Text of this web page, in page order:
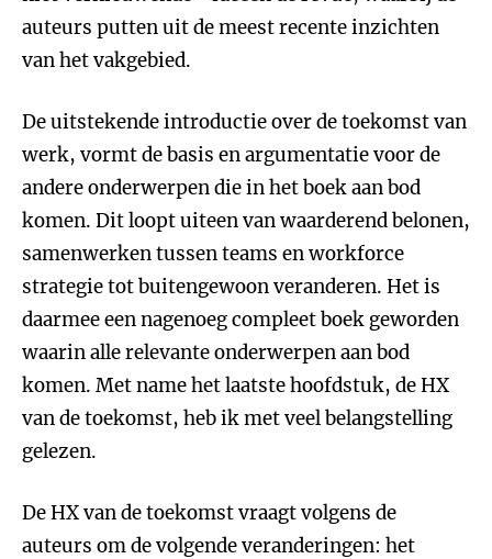
auteurs putten uit de meest recente inzichten
van het vakgebied.
De uitstekende introductie over de toekomst van
werk, vormt de basis en argumentatie voor de
andere onderwerpen die in het boek aan bod
komen. Dit loopt uiteen van waarderend belonen,
samenwerken tussen teams en workforce
strategie tot buitengewoon veranderen. Het is
daarmee een nagenoeg compleet boek geworden
waarin alle relevante onderwerpen aan bod
komen. Met name het laatste hoofdstuk, de HX
van de toekomst, heb ik met veel belangstelling
gelezen.
De HX van de toekomst vraagt volgens de
auteurs om de volgende veranderingen: het